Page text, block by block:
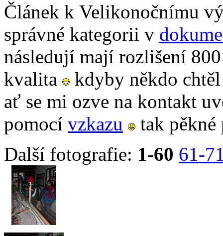
Článek k Velikonočnímu
správné kategorii v
následují mají rozlišení
kvalita
kdyby někdo
ať se mi ozve na kontakt
pomocí vzkazu
tak
Další fotografie: 1-60 61-